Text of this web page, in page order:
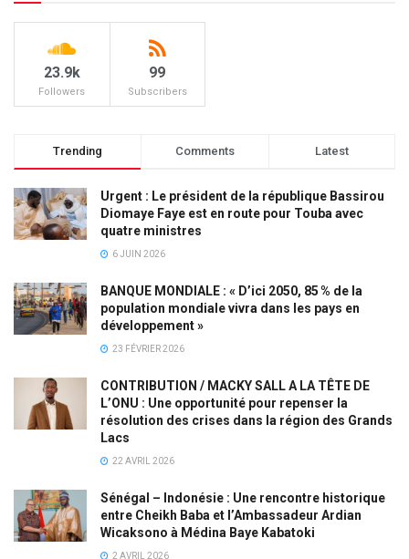
23.9k
Followers
99
Subscribers
Trending Comments Latest
Urgent : Le président de la république Bassirou
Diomaye Faye est en route pour Touba avec
quatre ministres
6 JUIN 2026
BANQUE MONDIALE : « D’ici 2050, 85 % de la
population mondiale vivra dans les pays en
développement »
23 FÉVRIER 2026
CONTRIBUTION / MACKY SALL A LA TÊTE DE
L’ONU : Une opportunité pour repenser la
résolution des crises dans la région des Grands
Lacs
22 AVRIL 2026
Sénégal – Indonésie : Une rencontre historique
entre Cheikh Baba et l’Ambassadeur Ardian
Wicaksono à Médina Baye Kabatoki
2 AVRIL 2026